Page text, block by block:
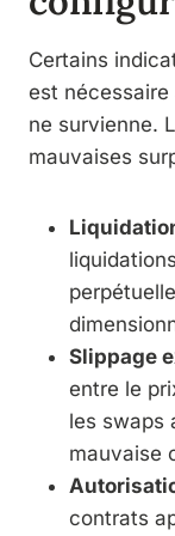
Certains
est nécessaire
ne survienne.
mauvaises
Slippage
entre le
les swaps
mauvaise
contrats